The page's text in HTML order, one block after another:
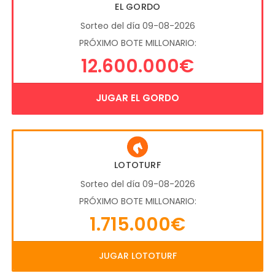
EL GORDO
Sorteo del día 09-08-2026
PRÓXIMO BOTE MILLONARIO:
12.600.000€
JUGAR EL GORDO
LOTOTURF
Sorteo del día 09-08-2026
PRÓXIMO BOTE MILLONARIO:
1.715.000€
JUGAR LOTOTURF